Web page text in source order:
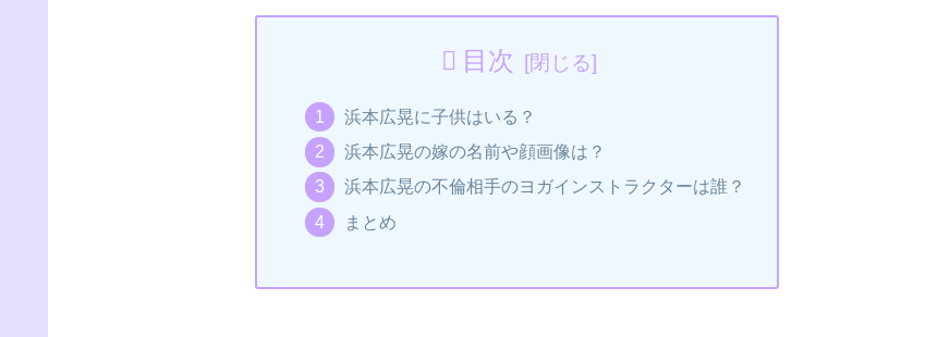
目次
浜本広晃に子供はいる？
浜本広晃の嫁の名前や顔画像は？
浜本広晃の不倫相手のヨガインストラクターは誰？
まとめ